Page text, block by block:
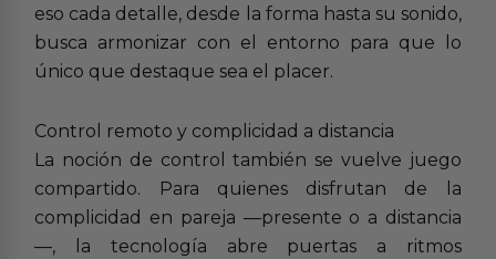
eso cada detalle, desde la forma hasta su sonido,
busca armonizar con el entorno para que lo
único que destaque sea el placer.
Control remoto y complicidad a distancia
La noción de control también se vuelve juego
compartido. Para quienes disfrutan de la
complicidad en pareja —presente o a distancia
—, la tecnología abre puertas a ritmos